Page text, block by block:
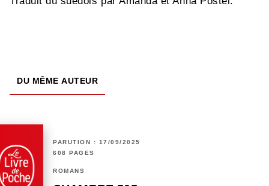
DU MÊME AUTEUR
PARUTION : 17/09/2025
608 PAGES
ROMANS